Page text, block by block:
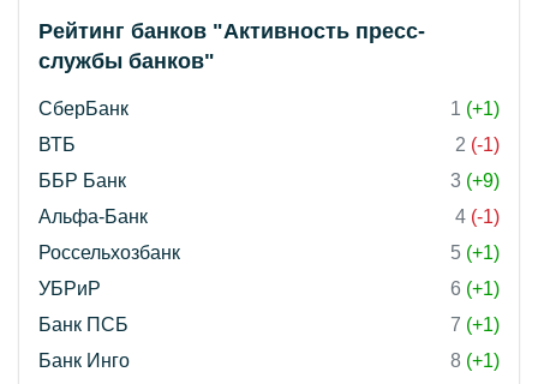
Рейтинг банков "Активность пресс-
службы банков"
СберБанк 1 (+1)
ВТБ
2 (-1)
ББР Банк
3 (+9)
Альфа-Банк
4 (-1)
Россельхозбанк
5 (+1)
УБРиР
6 (+1)
Банк ПСБ
7 (+1)
Банк Инго
8 (+1)